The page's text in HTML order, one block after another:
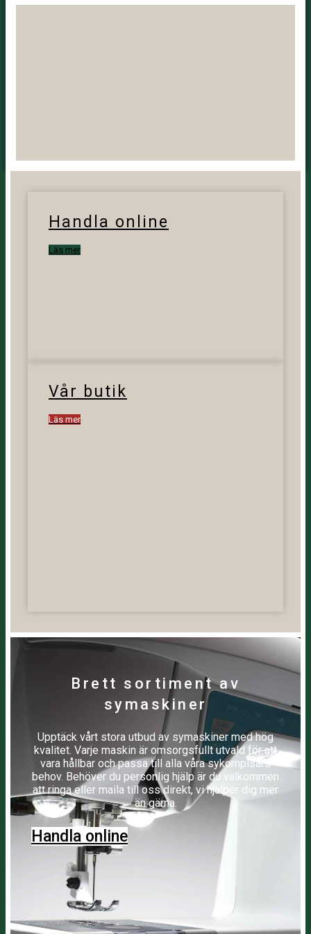
Handla online
Läs mer
Vår butik
Läs mer
Brett sortiment av
symaskiner
Upptäck vårt stora utbud av symaskiner med hög
kvalitet. Varje maskin är omsorgsfullt utvald för att
vara hållbar och passa till alla våra sykompisars
behov. Behöver du personlig hjälp är du välkommen
att ringa eller maila till oss direkt, vi hjälper dig mer
än gärna.
Handla online